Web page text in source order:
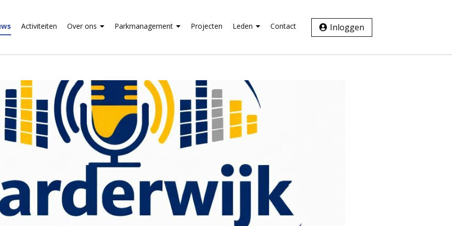
Inloggen
Activiteiten Over ons Parkmanagement Projecten Leden Contact